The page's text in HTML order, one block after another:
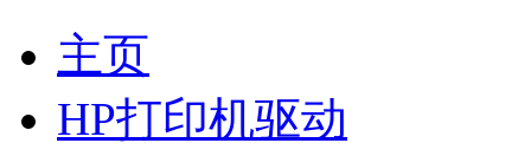
主页
HP打印机驱动